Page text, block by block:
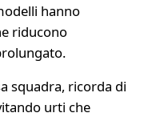
hanno
riducono
squadra, ricorda di
urti che